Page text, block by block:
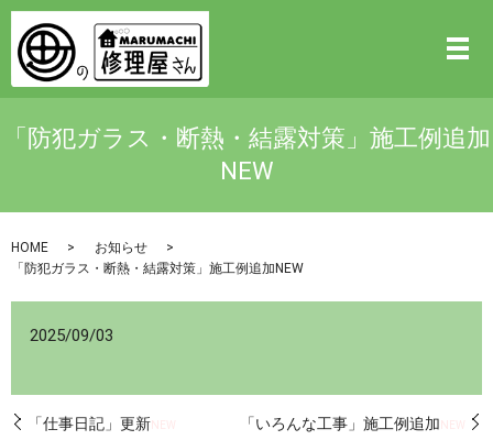
「防犯ガラス・断熱・結露対策」施工例追加
NEW
HOME
お知らせ
「防犯ガラス・断熱・結露対策」施工例追加NEW
2025/09/03
「仕事日記」更新 「いろんな工事」施工例追加